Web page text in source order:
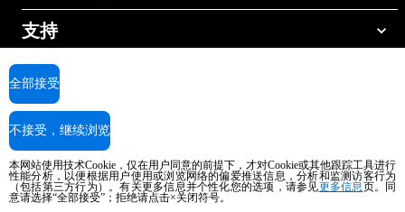
手动清洗清洁剂
树脂过滤水处理
反渗透水处理
我们在全球的办事处
支持
UNOX质保
查找经销商
查找服务中心
版权所有2026 UNOX SpA保留所有权利。Reg.Imp.Padova n°04230750285 -
REA Padova 372835 - Cap.Soc.5.000.000€iv - 增值税/税号04230750285 - IT
WEEE Reg. No. IT08020000000377
AI Content Disclaimer
本网站使用技术Cookie，仅在用户同意的前提下，才对Cookie或其他跟踪工具进行
性能分析，以便根据用户使用或浏览网络的偏爱推送信息，分析和监测访客行为
（包括第三方行为）。有关更多信息并个性化您的选项，请参见更多信息页。同
意请选择“全部接受”；拒绝请点击×关闭符号。
全部接受
不接受，继续浏览